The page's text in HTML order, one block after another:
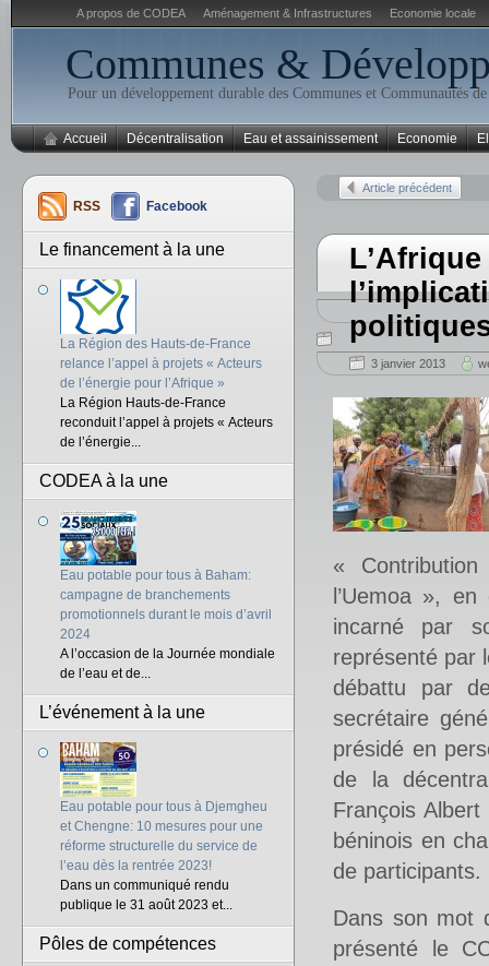
A propos de CODEA Aménagement & Infrastructures Economie locale
Communes &
Pour un développement durable des Communes et Communautés
Accueil Décentralisation Eau et assainissement Economie
Article précédent
3 janvier 2013
«
l’Uemoa »,
incarné par
représenté par
débattu par
secrétaire
présidé en
de la
François
béninois en
de participants.
Dans son mot
présenté le
RSS Facebook
Le financement à la une
La Région des Hauts-de-France
relance l’appel à projets « Acteurs
de l’énergie pour l’Afrique »
La Région Hauts-de-France
reconduit l’appel à projets « Acteurs
de l’énergie...
CODEA à la une
Eau potable pour tous à Baham:
campagne de branchements
promotionnels durant le mois d’avril
2024
A l’occasion de la Journée mondiale
de l’eau et de...
L’événement à la une
Eau potable pour tous à Djemgheu
et Chengne: 10 mesures pour une
réforme structurelle du service de
l’eau dès la rentrée 2023!
Dans un communiqué rendu
publique le 31 août 2023 et...
Pôles de compétences